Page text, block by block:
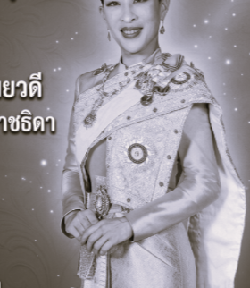
ศรับสมัครงานลูกจ้างชั่วคราว
สบดี, 14 พฤษภาคม 2569 16:12